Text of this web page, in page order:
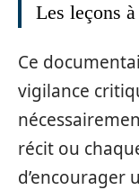
Les leçons
Ce
vigilance
récit ou
d’encourager